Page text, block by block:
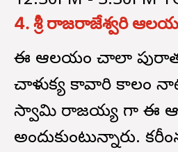
4. శ్రీ రాజరాజేశ్వరి
ఈ ఆలయం చాలా
చాళుక్య కావారి కాలం
స్వామి రాజయ్య గా ఈ
అందుకుంటున్నారు.